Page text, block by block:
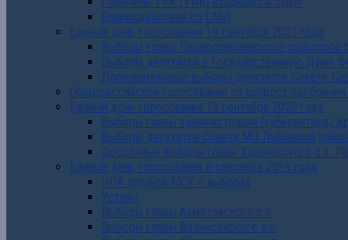
Взаимодействие со СМИ
Единый день голосования 19 сентября 2021 года
Выборы главы Первосинюхинского сельского
Выборы депутатов в Государственную Думу
Дополнительные выборы депутатов Совета
Общероссийское голосование по вопросу
Единый день голосования 13 сентября 2020 года
Выборы главы администрации (губернатора)
Выборы депутатов Совета МО Лабинский район
Досрочные выборы главы Харьковского с.п.
Единый день голосования 8 сентября 2019 года
НПА органов МСУ о выборах
Уставы
Выборы главы Ахметовского с.п.
Выборы главы Вознесенского с.п.